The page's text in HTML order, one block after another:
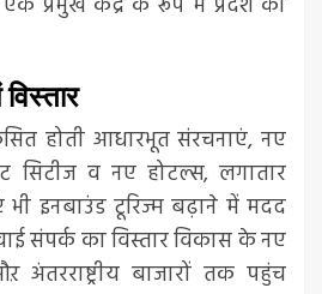
होती आधारभूत संरचनाएं, नए
सिटीज व नए होटल्स, लगातार
भी इनबाउंड टूरिज्म बढ़ाने में मदद
संपर्क का विस्तार विकास के नए
अंतरराष्ट्रीय बाजारों तक पहुंच